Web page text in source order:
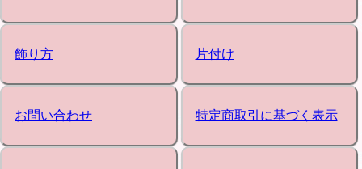
飾り方 片付け
お問い合わせ 特定商取引に基づく表示